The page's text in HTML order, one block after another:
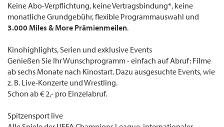
Keine Abo-Verpflichtung, keine Vertragsbindung*, keine
monatliche Grundgebühr, flexible Programmauswahl und
3.000 Miles & More Prämienmeilen.
Kinohighlights, Serien und exklusive Events
Genießen Sie Ihr Wunschprogramm - einfach auf Abruf: Filme
ab sechs Monate nach Kinostart. Dazu ausgesuchte Events, wie
z. B. Live-Konzerte und Wrestling.
Schon ab € 2,- pro Einzelabruf.
Spitzensport live